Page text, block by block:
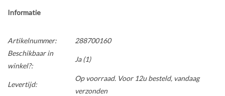
Onderdelen |
Oliën & Smeermiddelen |
TIPS & KENNIS
Informatie
Artikelnummer:
288700160
Beschikbaar in
winkel?:
Ja(1)
Levertijd:
Op voorraad. Voor 12u besteld, vandaag
verzonden